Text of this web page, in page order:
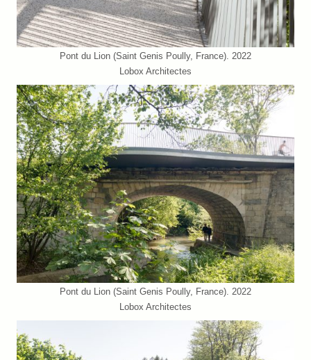
Pont du Lion (Saint Genis Poully, France). 2022
Lobox Architectes
Pont du Lion (Saint Genis Poully, France). 2022
Lobox Architectes